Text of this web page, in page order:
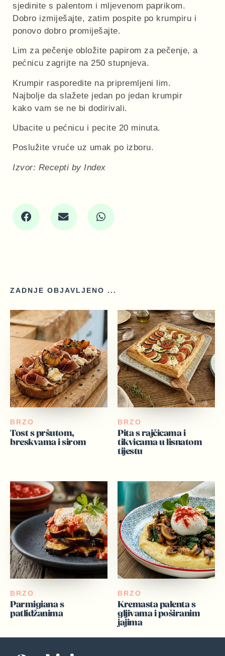
sjedinite s palentom i mljevenom paprikom.
Dobro izmiješajte, zatim pospite po krumpiru i
ponovo dobro promiješajte.
Lim za pečenje obložite papirom za pečenje, a
pećnicu zagrijte na 250 stupnjeva.
Krumpir rasporedite na pripremljeni lim.
Najbolje da slažete jedan po jedan krumpir
kako vam se ne bi dodirivali.
Ubacite u pećnicu i pecite 20 minuta.
Poslužite vruće uz umak po izboru.
Izvor: Recepti by Index
ZADNJE OBJAVLJENO ...
BRZO
Tost s pršutom,
breskvama i sirom
BRZO
Pita s rajčicama i
tikvicama u lisnatom
tijestu
BRZO
Parmigiana s
patlidžanima
BRZO
Kremasta palenta s
gljivama i poširanim
jajima